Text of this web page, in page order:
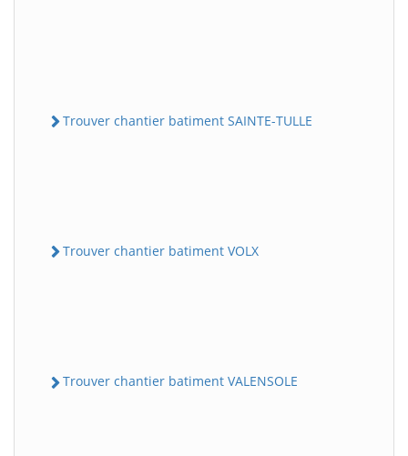
Trouver chantier batiment SAINTE-TULLE
Trouver chantier batiment VOLX
Trouver chantier batiment VALENSOLE